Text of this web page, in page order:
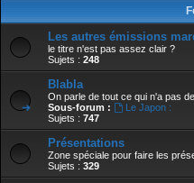
Les autres émissions
le titre n'est pas assez clair ?
Sujets : 248
Blabla
On parle de tout ce qui n'a pas
Sous-forum :
Le Japon :
Sujets : 747
Présentations
Zone spéciale pour faire les
Sujets : 329